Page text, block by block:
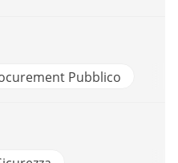
Pubblico